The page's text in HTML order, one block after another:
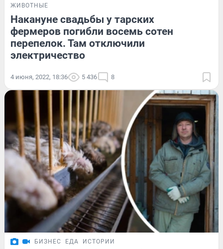
ЖИВОТНЫЕ
Накануне свадьбы у тарских
фермеров погибли восемь сотен
перепелок. Там отключили
электричество
4 июня, 2022, 18:36 5 436 8
БИЗНЕС ЕДА ИСТОРИИ